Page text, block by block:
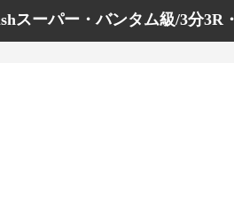
スーパー・バンタム級/3分3R